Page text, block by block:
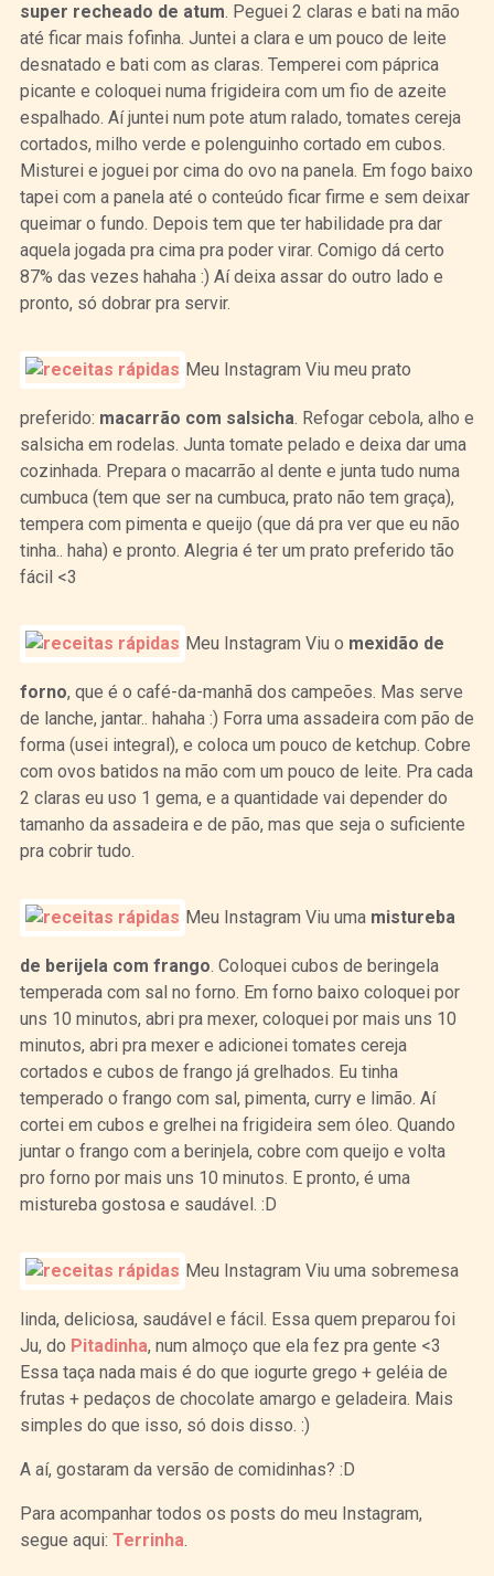
super recheado de atum. Peguei 2 claras e bati na mão
até ficar mais fofinha. Juntei a clara e um pouco de leite
desnatado e bati com as claras. Temperei com páprica
picante e coloquei numa frigideira com um fio de azeite
espalhado. Aí juntei num pote atum ralado, tomates cereja
cortados, milho verde e polenguinho cortado em cubos.
Misturei e joguei por cima do ovo na panela. Em fogo baixo
tapei com a panela até o conteúdo ficar firme e sem deixar
queimar o fundo. Depois tem que ter habilidade pra dar
aquela jogada pra cima pra poder virar. Comigo dá certo
87% das vezes hahaha :) Aí deixa assar do outro lado e
pronto, só dobrar pra servir.
Meu Instagram Viu meu prato
preferido: macarrão com salsicha. Refogar cebola, alho e
salsicha em rodelas. Junta tomate pelado e deixa dar uma
cozinhada. Prepara o macarrão al dente e junta tudo numa
cumbuca (tem que ser na cumbuca, prato não tem graça),
tempera com pimenta e queijo (que dá pra ver que eu não
tinha.. haha) e pronto. Alegria é ter um prato preferido tão
fácil <3
Meu Instagram Viu o mexidão de
forno, que é o café-da-manhã dos campeões. Mas serve
de lanche, jantar.. hahaha :) Forra uma assadeira com pão de
forma (usei integral), e coloca um pouco de ketchup. Cobre
com ovos batidos na mão com um pouco de leite. Pra cada
2 claras eu uso 1 gema, e a quantidade vai depender do
tamanho da assadeira e de pão, mas que seja o suficiente
pra cobrir tudo.
Meu Instagram Viu umamistureba
de berijela com frango. Coloquei cubos de beringela
temperada com sal no forno. Em forno baixo coloquei por
uns 10 minutos, abri pra mexer, coloquei por mais uns 10
minutos, abri pra mexer e adicionei tomates cereja
cortados e cubos de frango já grelhados. Eu tinha
temperado o frango com sal, pimenta, curry e limão. Aí
cortei em cubos e grelhei na frigideira sem óleo. Quando
juntar o frango com a berinjela, cobre com queijo e volta
pro forno por mais uns 10 minutos. E pronto, é uma
mistureba gostosa e saudável. :D
Meu Instagram Viu uma sobremesa
linda, deliciosa, saudável e fácil. Essa quem preparou foi
Ju, do Pitadinha, num almoço que ela fez pra gente <3
Essa taça nada mais é do que iogurte grego + geléia de
frutas + pedaços de chocolate amargo e geladeira. Mais
simples do que isso, só dois disso. :)
A aí, gostaram da versão de comidinhas? :D
Para acompanhar todos os posts do meu Instagram,
segue aqui: Terrinha.